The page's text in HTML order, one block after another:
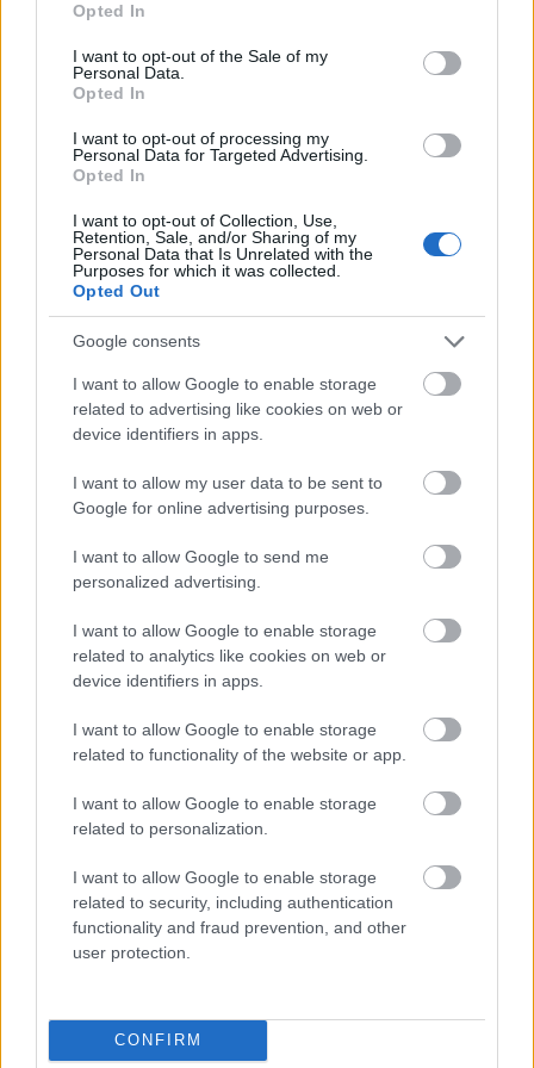
use your data for below specified purposes in below Google
consent section.
Opted In
I want to opt-out of the Sale of my
Personal Data.
Opted In
I want to opt-out of processing my
Personal Data for Targeted Advertising.
Opted In
I want to opt-out of Collection, Use,
Retention, Sale, and/or Sharing of my
Personal Data that Is Unrelated with the
Purposes for which it was collected.
Opted Out
Google consents
I want to allow Google to enable storage
related to advertising like cookies on web or
device identifiers in apps.
I want to allow my user data to be sent to
Google for online advertising purposes.
I want to allow Google to send me
personalized advertising.
I want to allow Google to enable storage
related to analytics like cookies on web or
device identifiers in apps.
I want to allow Google to enable storage
related to functionality of the website or app.
I want to allow Google to enable storage
related to personalization.
I want to allow Google to enable storage
related to security, including authentication
functionality and fraud prevention, and other
user protection.
CONFIRM
Hpasp
4 éve
éleslövészeten, és a komplexum MZ távoli határán
D=97km semmisítettek meg célt, ezzel jó időre
75km-es rekordját.
Hpasp
4 éve
@JohnTerry: FK-3 adatlap:
i.ibb.co/PcF94Y9/FK-3-IMG-7181.jpg
Levente B.
@Hpasp:
A júniusi Aeromagazinban indul el egy 5 részes
cikksorozatom a tajvani U-2-esek történetéről, illetve
arról, hogyan próbálkoztak a kínaiak a gépeket
próbálta aktív és passzív önvédelmi rendszerekkel
felszerelni a kémrepülőket.
És vajon mi az a körantenna a kínai SZNR tetején?
Hpasp
4 éve
@Levente B.
volt.
Csak az "ötkabinos" változatot már 1960-tól